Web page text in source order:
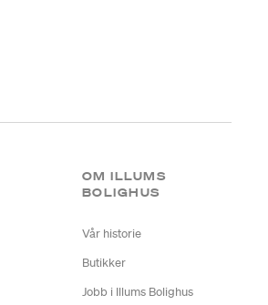
OM ILLUMS
BOLIGHUS
Vår historie
Butikker
Jobb i Illums Bolighus